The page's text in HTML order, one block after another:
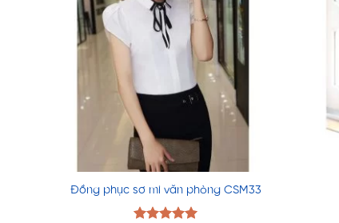
Đồng phục sơ mi văn phòng CSM33